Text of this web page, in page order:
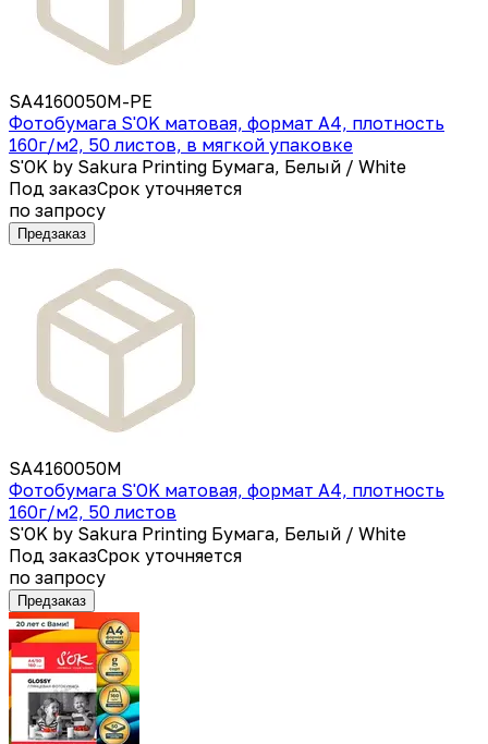
SA4160050M-PE
Фотобумага S'OK матовая, формат А4, плотность
160г/м2, 50 листов, в мягкой упаковке
S'OK by Sakura Printing Бумага, Белый / White
Под заказСрок уточняется
по запросу
Предзаказ
SA4160050M
Фотобумага S'OK матовая, формат А4, плотность
160г/м2, 50 листов
S'OK by Sakura Printing Бумага, Белый / White
Под заказСрок уточняется
по запросу
Предзаказ